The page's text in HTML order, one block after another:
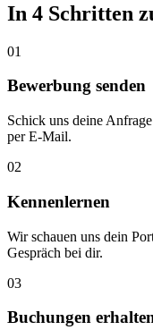
In 4 Schritten
01
Bewerbung senden
Schick uns deine
per E-Mail.
02
Kennenlernen
Wir schauen uns dein
Gespräch bei dir.
03
Buchungen